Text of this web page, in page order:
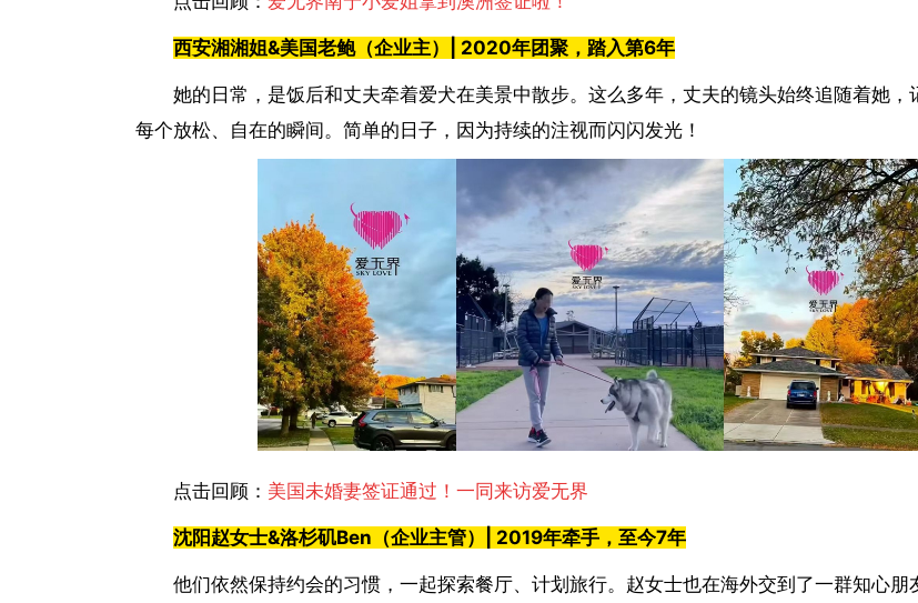
西安湘湘姐&美国老鲍（企业主） | 2020年团聚，踏入第6年
她的日常，是饭后和丈夫牵着爱犬在美景中散步。这么多年，丈夫的镜头始终追随着她，
每个放松、自在的瞬间。简单的日子，因为持续的注视而闪闪发光！
点击回顾： 美国未婚妻签证通过！一同来访爱无界
沈阳赵女士&洛杉矶Ben （企业主管） | 2019年牵手，至今7年
他们依然保持约会的习惯，一起探索餐厅、计划旅行。赵女士也在海外交到了一群知心朋